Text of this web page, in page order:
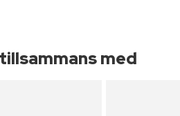
med